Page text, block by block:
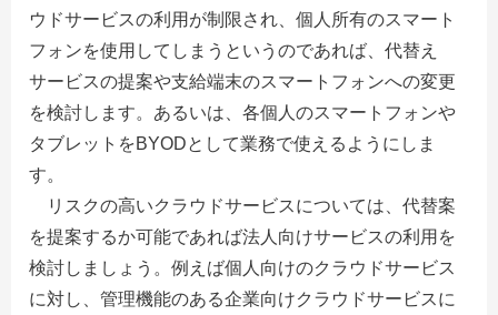
ウドサービスの利用が制限され、個人所有のスマート
フォンを使用してしまうというのであれば、代替え
サービスの提案や支給端末のスマートフォンへの変更
を検討します。あるいは、各個人のスマートフォンや
タブレットをBYODとして業務で使えるようにしま
す。
リスクの高いクラウドサービスについては、代替案
を提案するか可能であれば法人向けサービスの利用を
検討しましょう。例えば個人向けのクラウドサービス
に対し、管理機能のある企業向けクラウドサービスに